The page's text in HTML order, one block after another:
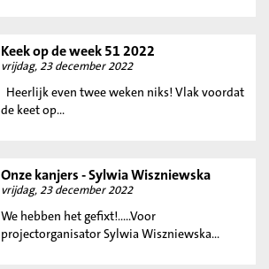
Keek op de week 51 2022
vrijdag, 23 december 2022
Heerlijk even twee weken niks! Vlak voordat
de keet op...
Onze kanjers - Sylwia Wiszniewska
vrijdag, 23 december 2022
We hebben het gefixt!.....Voor
projectorganisator Sylwia Wiszniewska...